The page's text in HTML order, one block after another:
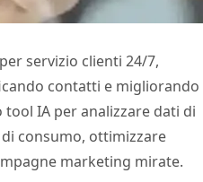
servizio clienti 24/7,
contatti e migliorando
IA per analizzare dati di
consumo, ottimizzare
marketing mirate.